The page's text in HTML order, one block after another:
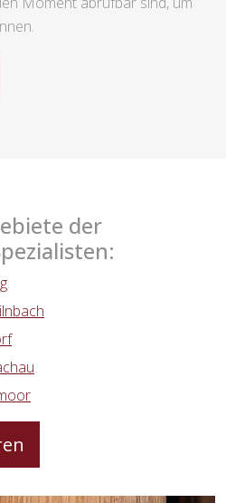
der